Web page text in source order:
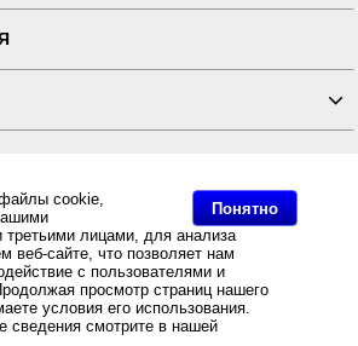
Понятно
cookie,
третьими лицами, для анализа
веб-сайте, что позволяет нам
с пользователями и
просмотр страниц нашего
условия его использования.
сведения смотрите в нашей
оборудования, оборудования для автоматизации общепита и
торговли, расходных материалов
защищены, ООО "ПОСЛЭНД" © 2008-2026.
Политика конфиденциальности
Супермаркет 10", черная, FPrint-55ПТК + Frontol Торговля
России, самовывоз из Москвы, POS-система ForPOSt ЕГАИС